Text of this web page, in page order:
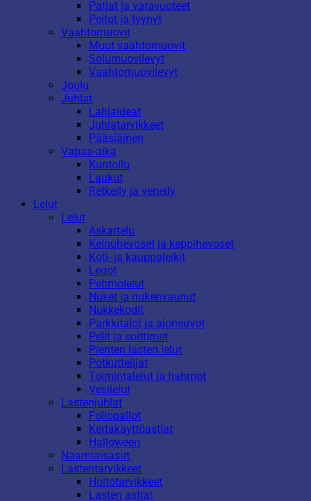
Patjat ja varavuoteet
Peitot ja tyynyt
Vaahtomuovit
Muut vaahtomuovit
Solumuovilevyt
Vaahtomuovilevyt
Joulu
Juhlat
Lahjaideat
Juhlatarvikkeet
Pääsiäinen
Vapaa-aika
Kuntoilu
Laukut
Retkeily ja veneily
Lelut
Lelut
Askartelu
Keinuhevoset ja keppihevoset
Koti- ja kauppaleikit
Legot
Pehmolelut
Nuket ja nukenvaunut
Nukkekodit
Parkkitalot ja ajoneuvot
Pelit ja soittimet
Pienten lasten lelut
Potkuttelijat
Toimintalelut ja hahmot
Vesilelut
Lastenjuhlat
Foliopallot
Kertakäyttöastiat
Halloween
Naamiaisasut
Lastentarvikkeet
Hoitotarvikkeet
Lasten astiat